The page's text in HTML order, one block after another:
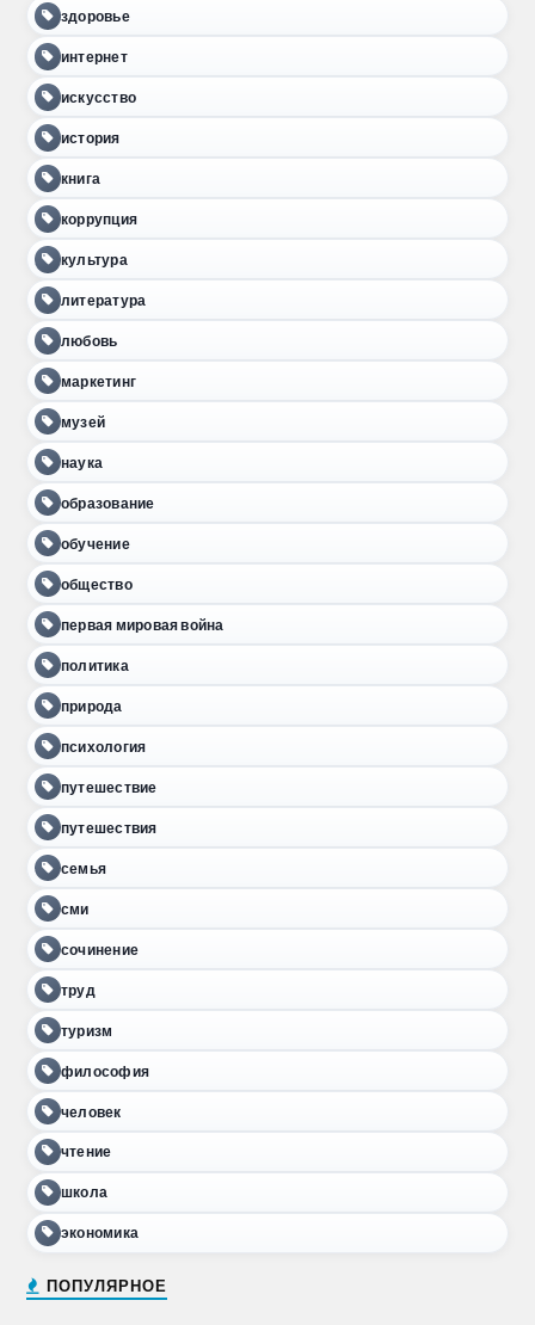
здоровье
интернет
искусство
история
книга
коррупция
культура
литература
любовь
маркетинг
музей
наука
образование
обучение
общество
первая мировая война
политика
природа
психология
путешествие
путешествия
семья
сми
сочинение
труд
туризм
философия
человек
чтение
школа
экономика
ПОПУЛЯРНОЕ